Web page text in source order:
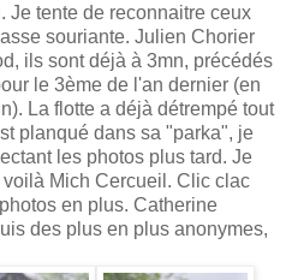
Je tente de reconnaitre ceux
souriante. Julien Chorier
ils sont déjà à 3mn, précédés
le 3ème de l'an dernier (en
La flotte a déjà détrempé tout
planqué dans sa "parka", je
les photos plus tard. Je
Mich Cercueil. Clic clac
en plus. Catherine
des plus en plus anonymes,